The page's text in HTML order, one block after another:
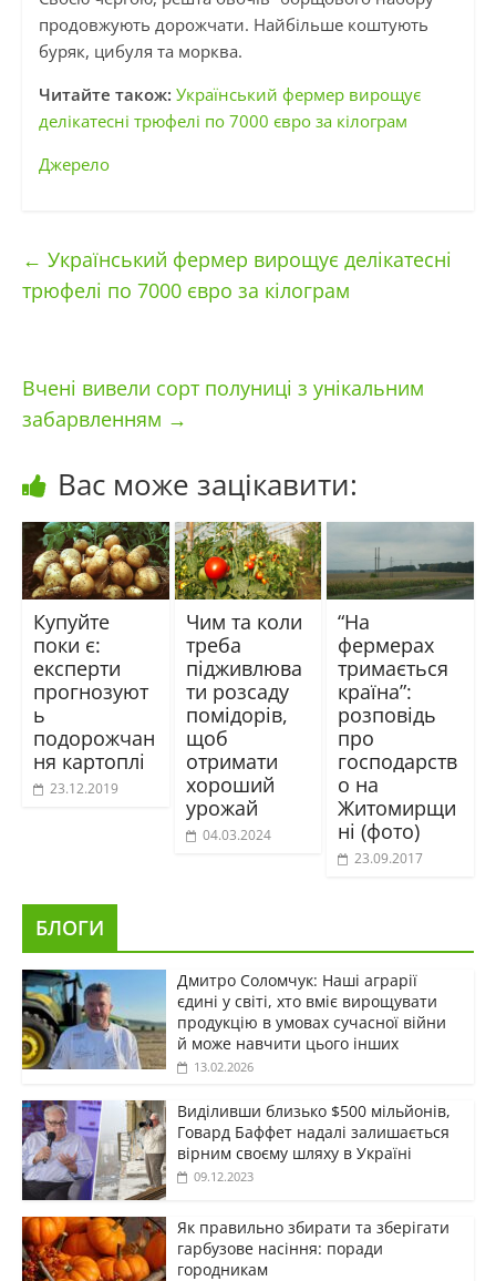
продовжують дорожчати. Найбільше коштують
буряк, цибуля та морква.
Читайте також: Український фермер вирощує
делікатесні трюфелі по 7000 євро за кілограм
Джерело
← Український фермер вирощує делікатесні
трюфелі по 7000 євро за кілограм
Вчені вивели сорт полуниці з унікальним
забарвленням →
Вас може зацікавити:
Купуйте
поки є:
експерти
прогнозуют
ь
подорожчан
ня картоплі
23.12.2019
Чим та коли
треба
підживлюва
ти розсаду
помідорів,
щоб
отримати
хороший
урожай
04.03.2024
“На
фермерах
тримається
країна”:
розповідь
про
господарств
о на
Житомирщи
ні (фото)
23.09.2017
БЛОГИ
Дмитро Соломчук: Наші аграрії
єдині у світі, хто вміє вирощувати
продукцію в умовах сучасної війни
й може навчити цього інших
13.02.2026
Виділивши близько $500 мільйонів,
Говард Баффет надалі залишається
вірним своєму шляху в Україні
09.12.2023
Як правильно збирати та зберігати
гарбузове насіння: поради
городникам